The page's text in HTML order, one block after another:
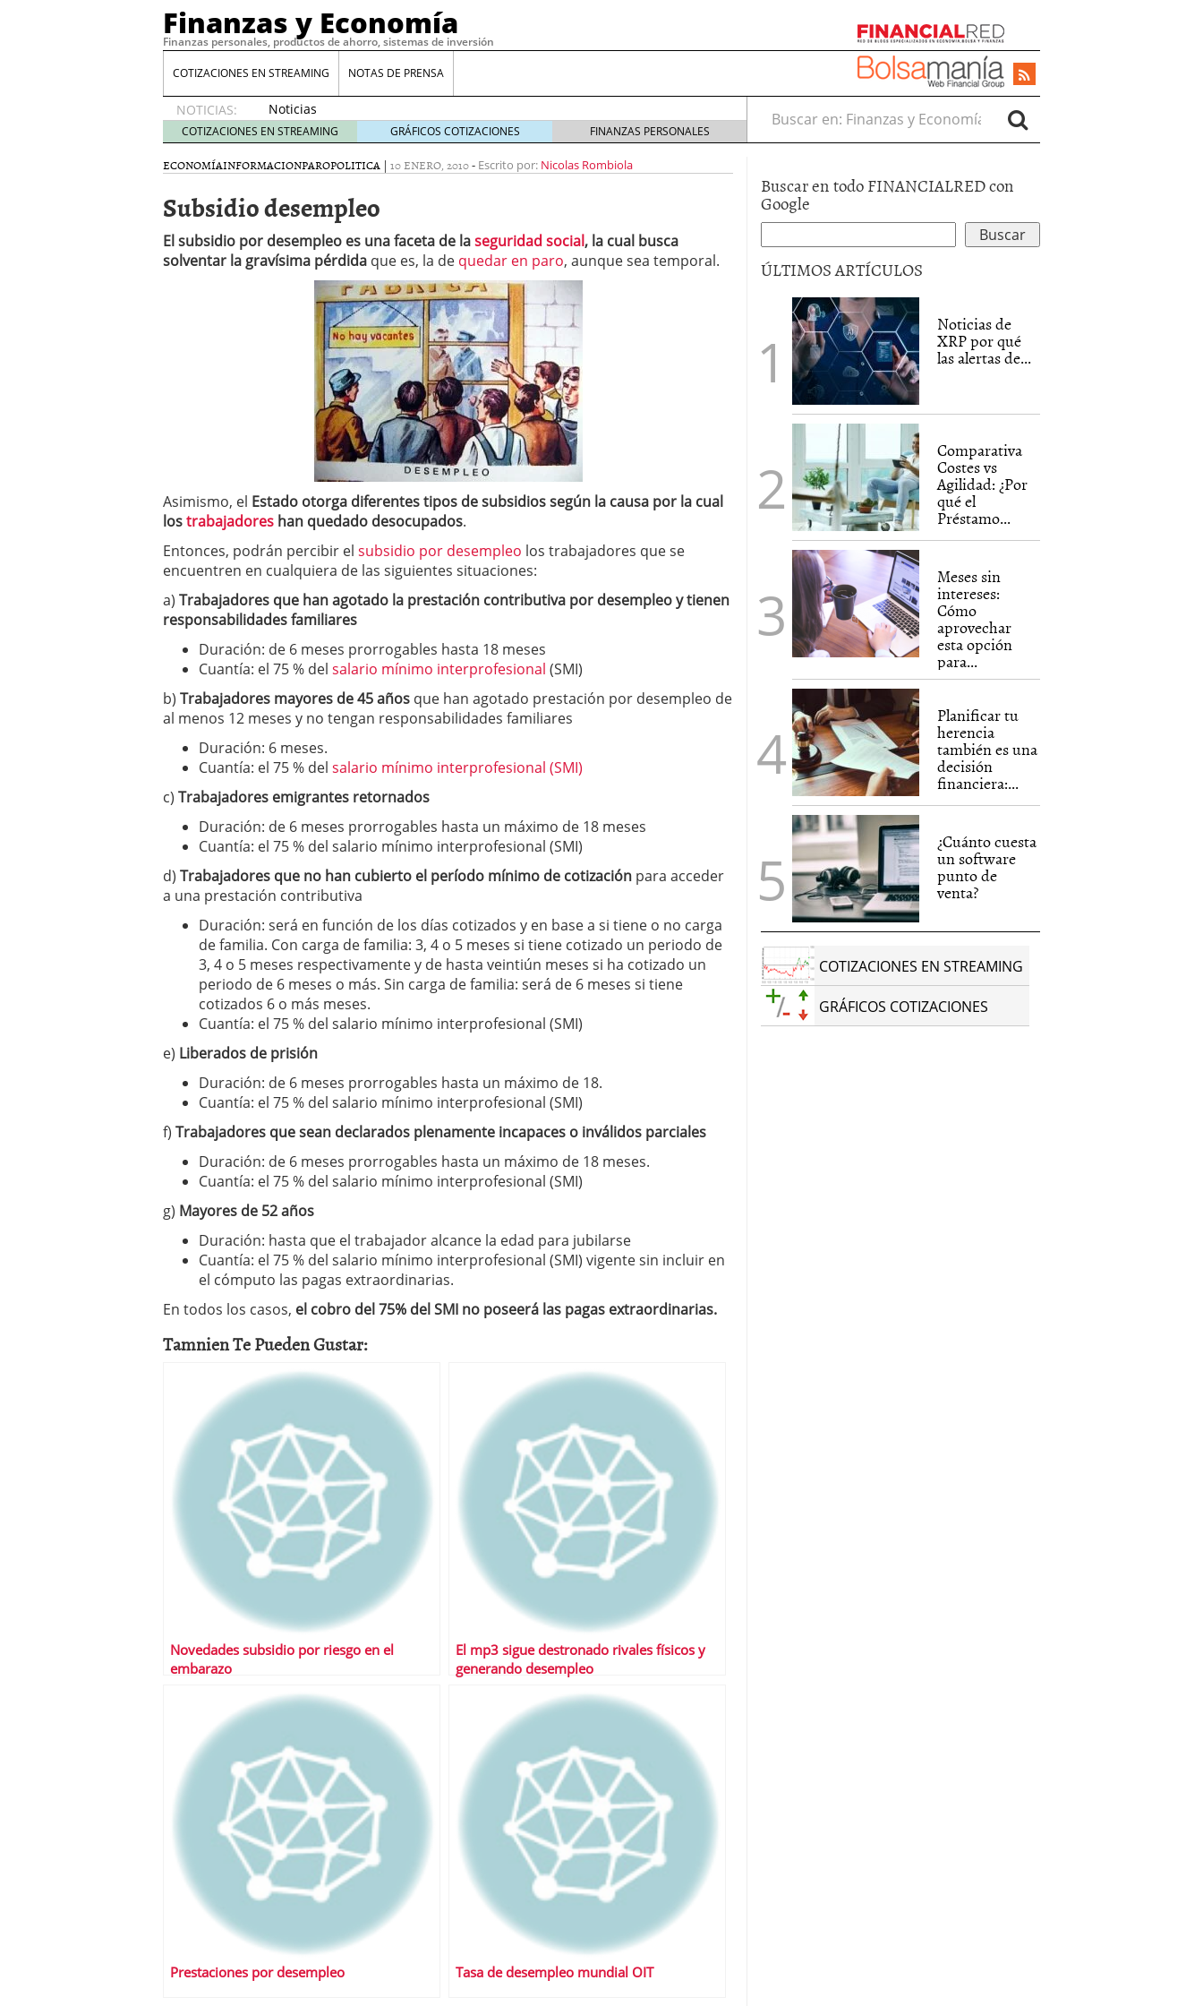
Finanzas y Economía
Finanzas personales, productos de ahorro, sistemas de inversión
COTIZACIONES EN STREAMING NOTAS DE PRENSA
NOTICIAS:
Noticias
de XRP
por qué
las
de
whales
suelen
llegar
tarde 16
de 2026
Comparativa Costes vs Agilidad: ¿Por qué el Préstamo Promotor privado
acelera la rentabilidad? 12 de diciembre de 2025
Meses sin intereses: Cómo aprovechar esta opción para gestionar tus
24 de noviembre de 2025
Planificar tu herencia también es una decisión financiera: cómo anticiparte
a los costes 21 de noviembre de 2025
¿Cuánto cuesta un software punto de venta? 3 de octubre de 2025
COTIZACIONES EN STREAMING GRÁFICOS COTIZACIONES FINANZAS PERSONALES
Buscar en:
ECONOMÍAINFORMACIONPAROPOLITICA | 10 ENERO, 2010- Escrito por: Nicolas Rombiola
Subsidio desempleo
El subsidio por desempleo es una faceta de laseguridad social, la cual busca
solventar la gravísima pérdida que es, la de quedar en paro, aunque sea temporal.
Asimismo, el Estado otorga diferentes tipos de subsidios según la causa por la cual
lostrabajadores han quedado desocupados.
Entonces, podrán percibir el subsidio por desempleo los trabajadores que se
encuentren en cualquiera de las siguientes situaciones:
a) Trabajadores que han agotado la prestación contributiva por desempleo y tienen
responsabilidades familiares
Duración: de 6 meses prorrogables hasta 18 meses
Cuantía: el 75 % del salario mínimo interprofesional (SMI)
b) Trabajadores mayores de 45 años que han agotado prestación por desempleo de
al menos 12 meses y no tengan responsabilidades familiares
Duración: 6 meses.
Cuantía: el 75 % del salario mínimo interprofesional (SMI)
c) Trabajadores emigrantes retornados
Duración: de 6 meses prorrogables hasta un máximo de 18 meses
Cuantía: el 75 % del salario mínimo interprofesional (SMI)
d) Trabajadores que no han cubierto el período mínimo de cotización para acceder
a una prestación contributiva
Duración: será en función de los días cotizados y en base a si tiene o no carga
de familia. Con carga de familia: 3, 4 o 5 meses si tiene cotizado un periodo de
3, 4 o 5 meses respectivamente y de hasta veintiún meses si ha cotizado un
periodo de 6 meses o más. Sin carga de familia: será de 6 meses si tiene
cotizados 6 o más meses.
Cuantía: el 75 % del salario mínimo interprofesional (SMI)
e) Liberados de prisión
Duración: de 6 meses prorrogables hasta un máximo de 18.
Cuantía: el 75 % del salario mínimo interprofesional (SMI)
f) Trabajadores que sean declarados plenamente incapaces o inválidos parciales
Duración: de 6 meses prorrogables hasta un máximo de 18 meses.
Cuantía: el 75 % del salario mínimo interprofesional (SMI)
g) Mayores de 52 años
Duración: hasta que el trabajador alcance la edad para jubilarse
Cuantía: el 75 % del salario mínimo interprofesional (SMI) vigente sin incluir en
el cómputo las pagas extraordinarias.
En todos los casos, el cobro del 75% del SMI no poseerá las pagas extraordinarias.
Tamnien Te Pueden Gustar:
Novedades subsidio por riesgo en el
embarazo
El mp3 sigue destronado rivales físicos y
generando desempleo
Prestaciones por desempleo Tasa de desempleo mundial OIT
Buscar en todo FINANCIALRED con
Google
ÚLTIMOS ARTÍCULOS
Noticias de
XRP por qué
las alertas de...
Comparativa
Costes vs
Agilidad: ¿Por
qué el
Préstamo...
Meses sin
intereses:
Cómo
aprovechar
esta opción
para...
Planificar tu
herencia
también es una
decisión
financiera:...
¿Cuánto cuesta
un software
punto de
venta?
COTIZACIONES EN STREAMING
GRÁFICOS COTIZACIONES